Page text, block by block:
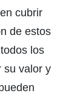
cubrir
de estos
los
su valor y